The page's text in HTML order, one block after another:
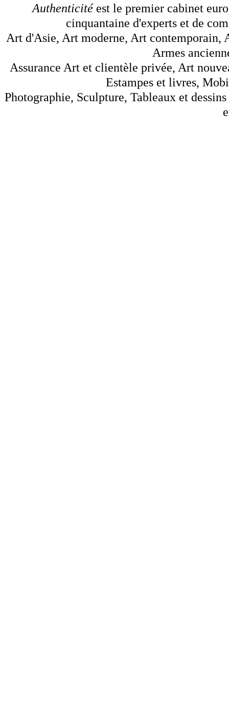
Authenticitéest le premier cabinet
cinquantaine d'experts et de
Art d'Asie, Art moderne, Art contemporain,
Armes
Assurance Art et clientèle privée, Art
Estampes et livres,
Photographie, Sculpture, Tableaux et